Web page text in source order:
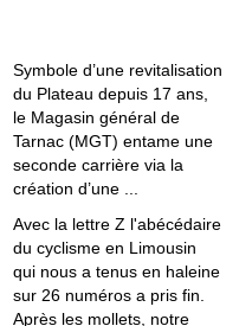
Symbole d’une revitalisation
du Plateau depuis 17 ans,
le Magasin général de
Tarnac (MGT) entame une
seconde carrière via la
création d’une ...
Avec la lettre Z l'abécédaire
du cyclisme en Limousin
qui nous a tenus en haleine
sur 26 numéros a pris fin.
Après les mollets, notre